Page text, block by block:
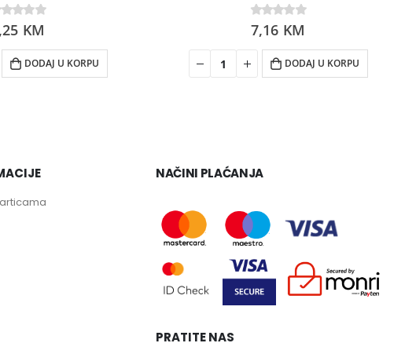
DODAJ U KORPU
NAČINI PLAĆANJA
PRATITE NAS